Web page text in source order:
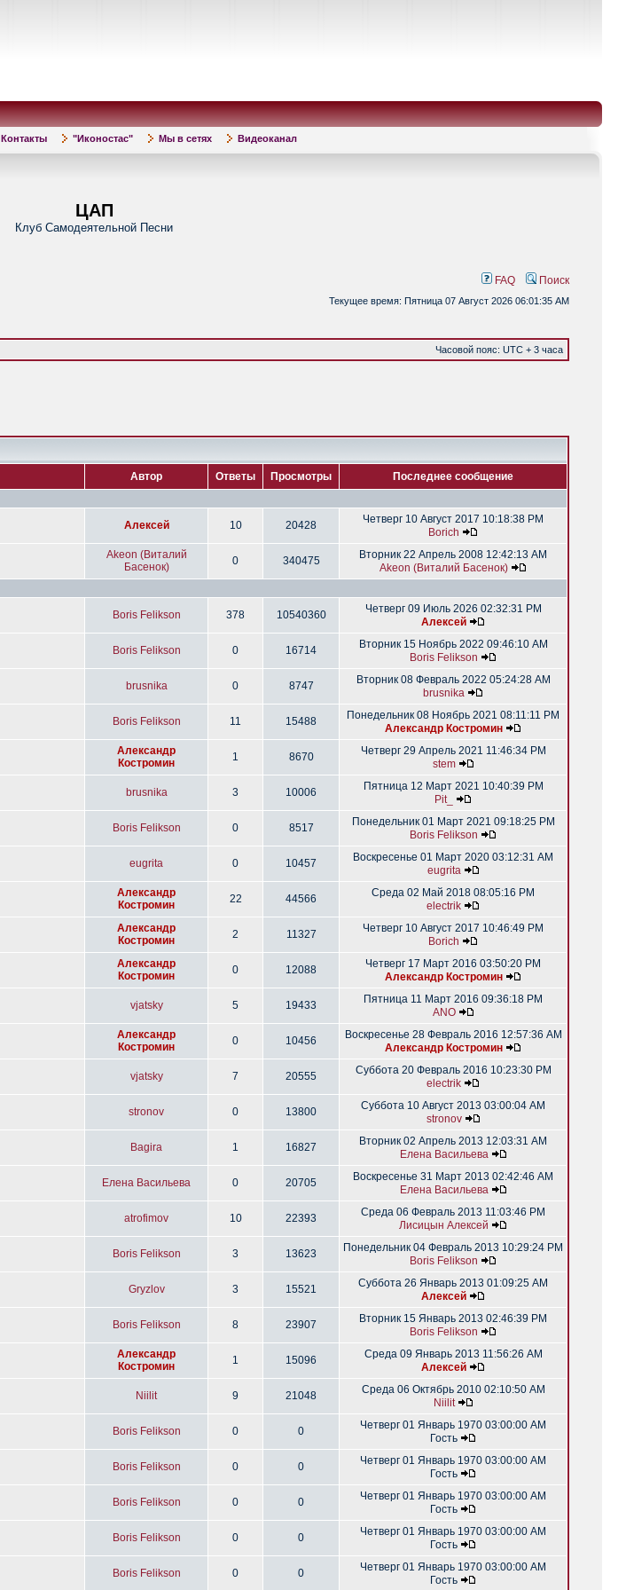
Контакты "Иконостас" Мы в сетях Видеоканал
ЦАП
Клуб Самодеятельной Песни
FAQ Поиск
Текущее время: Пятница 07 Август 2026 06:01:35 AM
Часовой пояс: UTC + 3 часа
Автор Ответы Просмотры Последнее сообщение
Алексей 10 20428
Четверг 10 Август 2017 10:18:38 PM
Borich
Akeon (Виталий
Басенок)
0 340475
Вторник 22 Апрель 2008 12:42:13 AM
Akeon (Виталий Басенок)
Boris Felikson 378 10540360
Четверг 09 Июль 2026 02:32:31 PM
Алексей
Boris Felikson 0 16714
Вторник 15 Ноябрь 2022 09:46:10 AM
Boris Felikson
brusnika 0 8747
Вторник 08 Февраль 2022 05:24:28 AM
brusnika
Boris Felikson 11 15488
Понедельник 08 Ноябрь 2021 08:11:11 PM
Александр Костромин
Александр
Костромин
1 8670
Четверг 29 Апрель 2021 11:46:34 PM
stem
brusnika 3 10006
Пятница 12 Март 2021 10:40:39 PM
Pit_
Boris Felikson 0 8517
Понедельник 01 Март 2021 09:18:25 PM
Boris Felikson
eugrita 0 10457
Воскресенье 01 Март 2020 03:12:31 AM
eugrita
Александр
Костромин
22 44566
Среда 02 Май 2018 08:05:16 PM
electrik
Александр
Костромин
2 11327
Четверг 10 Август 2017 10:46:49 PM
Borich
Александр
Костромин
0 12088
Четверг 17 Март 2016 03:50:20 PM
Александр Костромин
vjatsky 5 19433
Пятница 11 Март 2016 09:36:18 PM
ANO
Александр
Костромин
0 10456
Воскресенье 28 Февраль 2016 12:57:36 AM
Александр Костромин
vjatsky 7 20555
Суббота 20 Февраль 2016 10:23:30 PM
electrik
stronov 0 13800
Суббота 10 Август 2013 03:00:04 AM
stronov
Bagira 1 16827
Вторник 02 Апрель 2013 12:03:31 AM
Елена Васильева
Елена Васильева 0 20705
Воскресенье 31 Март 2013 02:42:46 AM
Елена Васильева
atrofimov 10 22393
Среда 06 Февраль 2013 11:03:46 PM
Лисицын Алексей
Boris Felikson 3 13623
Понедельник 04 Февраль 2013 10:29:24 PM
Boris Felikson
Gryzlov 3 15521
Суббота 26 Январь 2013 01:09:25 AM
Алексей
Boris Felikson 8 23907
Вторник 15 Январь 2013 02:46:39 PM
Boris Felikson
Александр
Костромин
1 15096
Среда 09 Январь 2013 11:56:26 AM
Алексей
Niilit 9 21048
Среда 06 Октябрь 2010 02:10:50 AM
Niilit
Boris Felikson 0 0
Четверг 01 Январь 1970 03:00:00 AM
Гость
Boris Felikson 0 0
Четверг 01 Январь 1970 03:00:00 AM
Гость
Boris Felikson 0 0
Четверг 01 Январь 1970 03:00:00 AM
Гость
Boris Felikson 0 0
Четверг 01 Январь 1970 03:00:00 AM
Гость
Boris Felikson 0 0
Четверг 01 Январь 1970 03:00:00 AM
Гость